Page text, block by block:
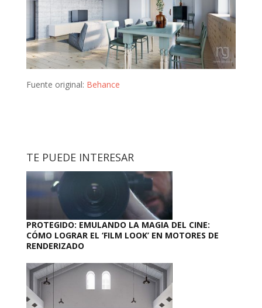
Fuente original: Behance
TE PUEDE INTERESAR
PROTEGIDO: EMULANDO LA MAGIA DEL CINE:
CÓMO LOGRAR EL ‘FILM LOOK’ EN MOTORES DE
RENDERIZADO